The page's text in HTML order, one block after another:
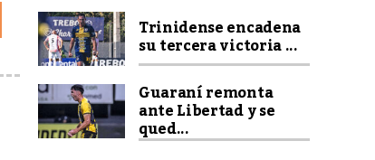
Trinidense encadena
su tercera victoria ...
Guaraní remonta
ante Libertad y se
qued...